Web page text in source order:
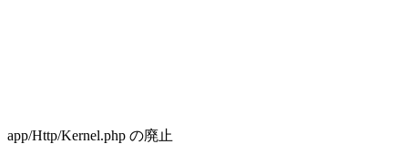
app/Http/Kernel.php の廃止